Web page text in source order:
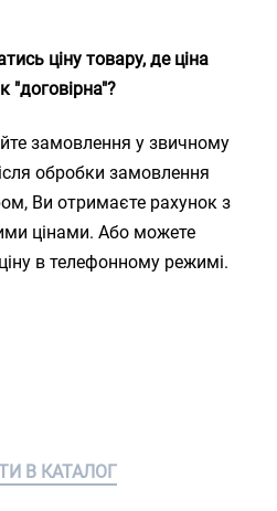
ціну товару, де ціна
"договірна"?
замовлення у звичному
обробки замовлення
Ви отримаєте рахунок з
цінами. Або можете
в телефонному режимі.
В КАТАЛОГ